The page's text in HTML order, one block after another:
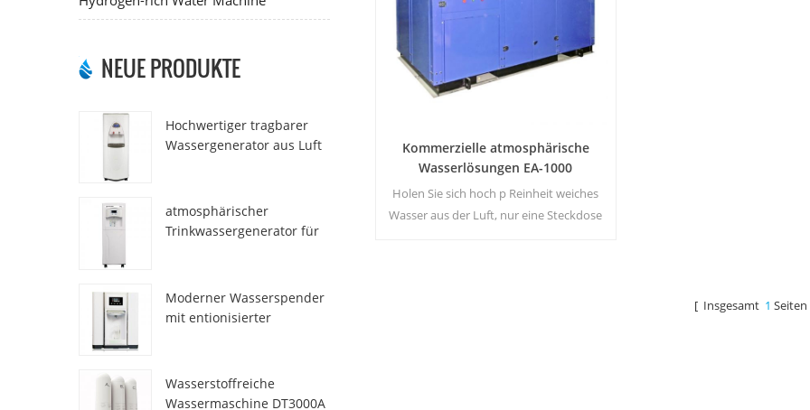
NEUE PRODUKTE
Hochwertiger tragbarer
Wassergenerator aus Luft
atmosphärischer
Trinkwassergenerator für
Moderner Wasserspender
mit entionisierter
Wasserstoffreiche
Wassermaschine DT3000A
Kommerzielle atmosphärische
Wasserlösungen EA-1000
Holen Sie sich hoch p Reinheit weiches
Wasser aus der Luft, nur eine Steckdose
[ Insgesamt 1